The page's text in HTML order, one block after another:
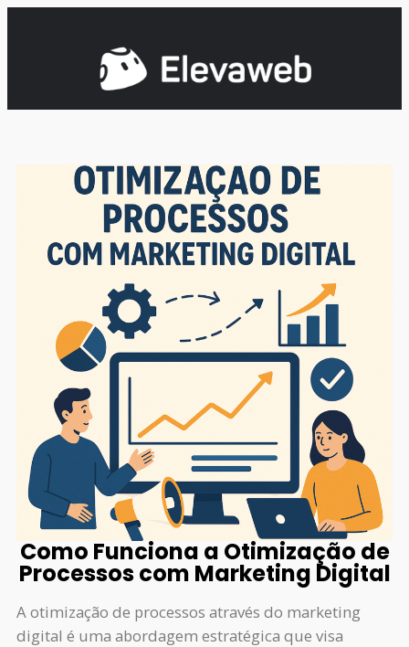
Como Funciona a Otimização de
Processos com Marketing Digital
A otimização de processos através do marketing
digital é uma abordagem estratégica que visa